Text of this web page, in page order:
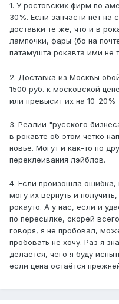
1. У ростовских фирм по
30%. Если запчасти нет на
доставки те же, что и в
лампочки, фары (бо на
патамушта рокавта ими не
2. Доставка из Москвы
1500 руб. к московской
или превысит их на 10-20%
3. Реалии "русского
в рокавте об этом четко
новьё. Могут и как-то по
переклеивания лэйблов.
4. Если произошла ошибка,
могу их вернуть и
рокауто. А у нас, если и
по пересылке, скорей
говоря, я не пробовал,
пробовать не хочу. Раз я
делается, чего я буду
если цена остаётся